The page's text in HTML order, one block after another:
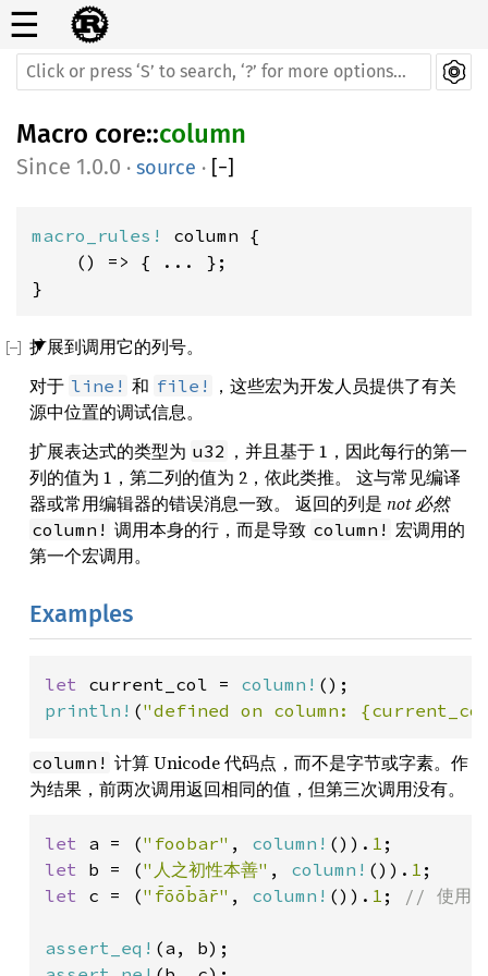
☰
Macro core::column
1.0.0 · source · [−]
macro_rules! column {
    () => { ... };
}
扩展到调用它的列号。
对于 line! 和 file!
，这些宏为开发人员提供了有关
源中位置的调试信息。
扩展表达式的类型为 u32 ，并且基于 1，因此每行的第一
列的值为 1，第二列的值为 2，依此类推。 这与常见编译
器或常用编辑器的错误消息一致。 返回的列是 not 必然
column! 调用本身的行，而是导致 column! 宏调用的
第一个宏调用。
Examples
let current_col = column!
println! ("defined on column:
column! 计算 Unicode 代码点，而不是字节或字素。作
为结果，前两次调用返回相同的值，但第三次调用没有。
let a = ("foobar" , column! ()). 1
let b = ("人之初性本善" , column! ()). 1
let c = ("f̅o̅o̅b̅a̅r̅" , column! ()). 1 ; // 使用
assert_eq!